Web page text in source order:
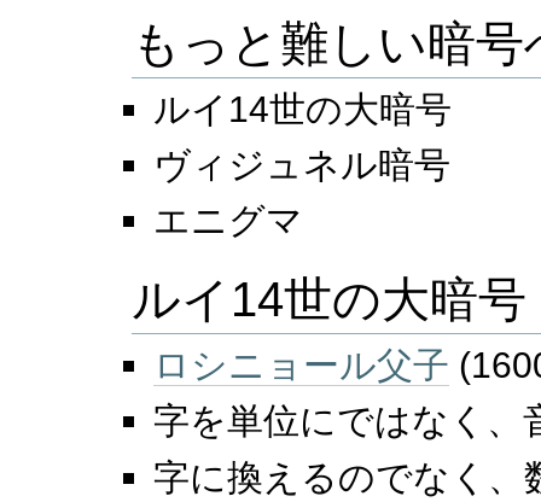
もっと難しい暗号
ルイ14世の大暗号
ヴィジュネル暗号
エニグマ
ルイ14世の大暗号
ロシニョール父子
字を単位にではなく、
字に換えるのでなく、